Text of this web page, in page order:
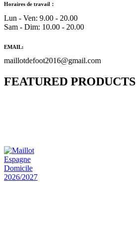
Horaires de travail：
Lun - Ven: 9.00 - 20.00
Sam - Dim: 10.00 - 20.00
EMAIL:
maillotdefoot2016@gmail.com
FEATURED PRODUCTS